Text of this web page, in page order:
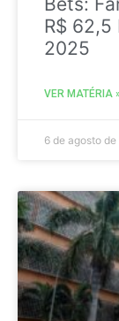
R$ 62,5
2025
VER MATÉRIA
6 de agosto